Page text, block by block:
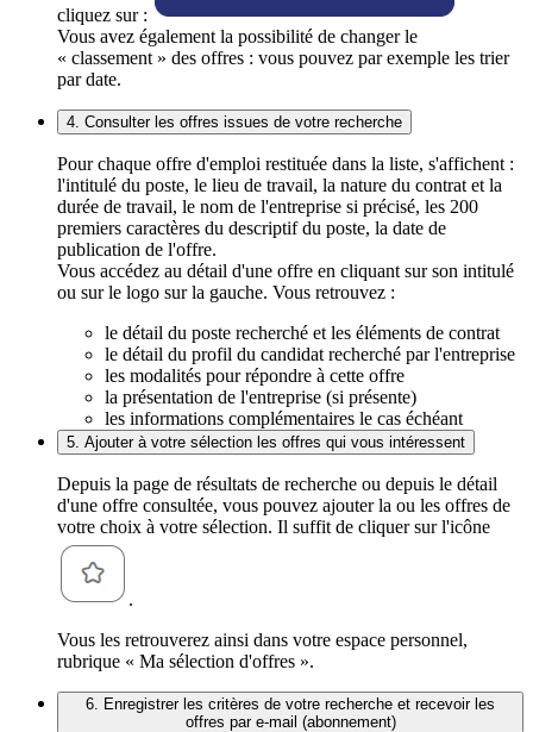
cliquez sur :
Vous avez également la possibilité de changer le
« classement » des offres : vous pouvez par exemple les trier
par date.
4. Consulter les offres issues de votre recherche
Pour chaque offre d'emploi restituée dans la liste, s'affichent :
l'intitulé du poste, le lieu de travail, la nature du contrat et la
durée de travail, le nom de l'entreprise si précisé, les 200
premiers caractères du descriptif du poste, la date de
publication de l'offre.
Vous accédez au détail d'une offre en cliquant sur son intitulé
ou sur le logo sur la gauche. Vous retrouvez :
le détail du poste recherché et les éléments de contrat
le détail du profil du candidat recherché par l'entreprise
les modalités pour répondre à cette offre
la présentation de l'entreprise (si présente)
les informations complémentaires le cas échéant
5. Ajouter à votre sélection les offres qui vous intéressent
Depuis la page de résultats de recherche ou depuis le détail
d'une offre consultée, vous pouvez ajouter la ou les offres de
votre choix à votre sélection. Il suffit de cliquer sur l'icône
.
Vous les retrouverez ainsi dans votre espace personnel,
rubrique « Ma sélection d'offres ».
6. Enregistrer les critères de votre recherche et recevoir les
offres par e-mail (abonnement)